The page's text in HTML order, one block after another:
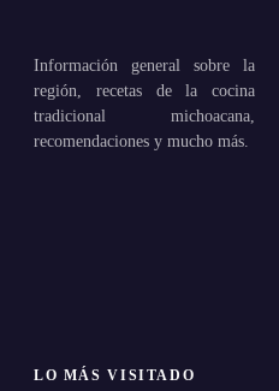
Información general sobre la
región, recetas de la cocina
tradicional michoacana,
recomendaciones y mucho más.
LO MÁS VISITADO